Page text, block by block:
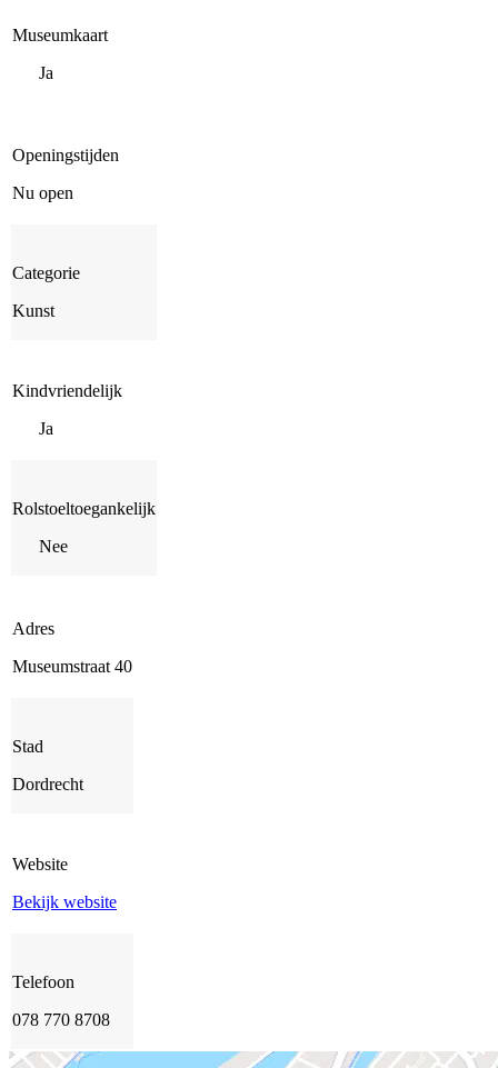
Museumkaart
Ja
Openingstijden
Nu open
Categorie
Kunst
Kindvriendelijk
Ja
Rolstoeltoegankelijk
Nee
Adres
Museumstraat 40
Stad
Dordrecht
Website
Bekijk website
Telefoon
078 770 8708